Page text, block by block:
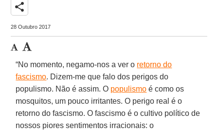
share
28 Outubro 2017
“No momento, negamo-nos a ver o retorno do
fascismo. Dizem-me que falo dos perigos do
populismo. Não é assim. O populismo é como os
mosquitos, um pouco irritantes. O perigo real é o
retorno do fascismo. O fascismo é o cultivo político de
nossos piores sentimentos irracionais: o